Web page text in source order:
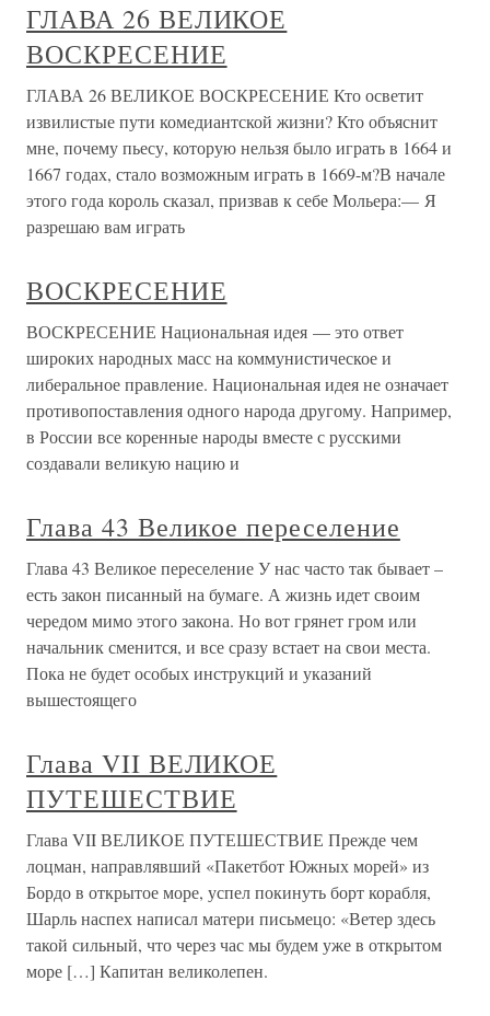
ГЛАВА 26 ВЕЛИКОЕ
ВОСКРЕСЕНИЕ
ГЛАВА 26 ВЕЛИКОЕ ВОСКРЕСЕНИЕ Кто осветит
извилистые пути комедиантской жизни? Кто объяснит
мне, почему пьесу, которую нельзя было играть в 1664 и
1667 годах, стало возможным играть в 1669-м?В начале
этого года король сказал, призвав к себе Мольера:— Я
разрешаю вам играть
ВОСКРЕСЕНИЕ
ВОСКРЕСЕНИЕ Национальная идея — это ответ
широких народных масс на коммунистическое и
либеральное правление. Национальная идея не означает
противопоставления одного народа другому. Например,
в России все коренные народы вместе с русскими
создавали великую нацию и
Глава 43 Великое переселение
Глава 43 Великое переселение У нас часто так бывает –
есть закон писанный на бумаге. А жизнь идет своим
чередом мимо этого закона. Но вот грянет гром или
начальник сменится, и все сразу встает на свои места.
Пока не будет особых инструкций и указаний
вышестоящего
Глава VII ВЕЛИКОЕ
ПУТЕШЕСТВИЕ
Глава VII ВЕЛИКОЕ ПУТЕШЕСТВИЕ Прежде чем
лоцман, направлявший «Пакетбот Южных морей» из
Бордо в открытое море, успел покинуть борт корабля,
Шарль наспех написал матери письмецо: «Ветер здесь
такой сильный, что через час мы будем уже в открытом
море […] Капитан великолепен.